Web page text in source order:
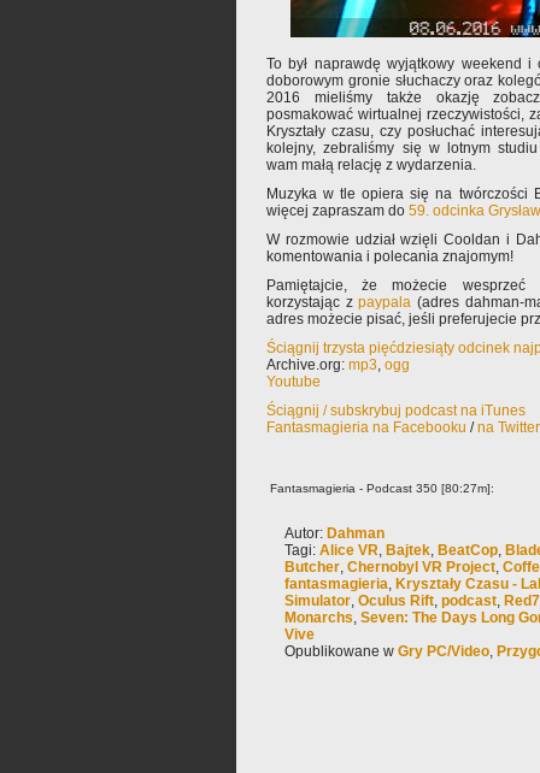
To był naprawdę wyjątkowy weekend
doborowym gronie słuchaczy oraz
2016 mieliśmy także okazję
posmakować wirtualnej rzeczywistości,
Kryształy czasu, czy posłuchać
kolejny, zebraliśmy się w lotnym
wam małą relację z wydarzenia.
Muzyka w tle opiera się na twórczości
więcej zapraszam do 59. odcinka
W rozmowie udział wzięli Cooldan i
komentowania i polecania znajomym!
Pamiętajcie, że możecie wesprzeć
korzystając zpaypala (adres dahman-
adres możecie pisać, jeśli preferujecie
Ściągnij trzysta pięćdziesiąty odcinek
Archive.org: mp3, ogg
Youtube
Ściągnij / subskrybuj podcast na iTunes
Fantasmagieria na Facebooku /na
Fantasmagieria - Podcast 350 [80:27m]:
Autor: Dahman
Tagi: Alice VR, Bajtek, BeatCop,
Butcher, Chernobyl VR Project,
fantasmagieria, Kryształy Czasu -
Simulator, Oculus Rift, podcast, Red7
Monarchs, Seven: The Days Long
Vive
Opublikowane w Gry PC/Video,